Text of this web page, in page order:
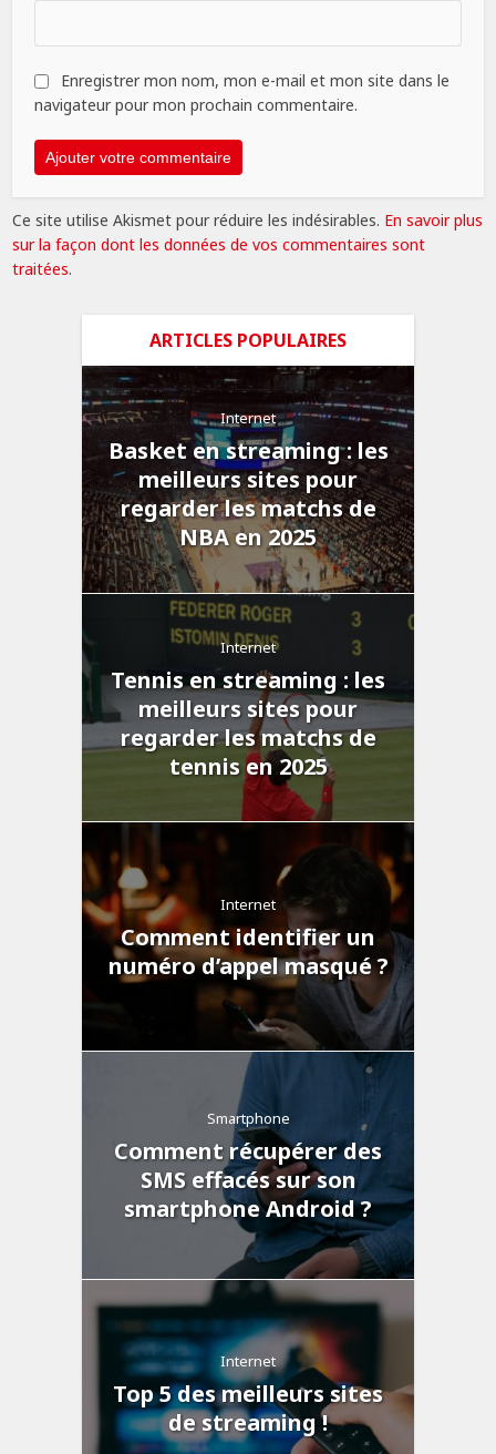
Enregistrer mon nom, mon e-mail et mon site dans le
navigateur pour mon prochain commentaire.
Ce site utilise Akismet pour réduire les indésirables. En savoir plus
sur la façon dont les données de vos commentaires sont
traitées.
ARTICLES POPULAIRES
Internet
Basket en streaming : les
meilleurs sites pour
regarder les matchs de
NBA en 2025
Internet
Tennis en streaming : les
meilleurs sites pour
regarder les matchs de
tennis en 2025
Internet
Comment identifier un
numéro d’appel masqué ?
Smartphone
Comment récupérer des
SMS effacés sur son
smartphone Android ?
Internet
Top 5 des meilleurs sites
de streaming !